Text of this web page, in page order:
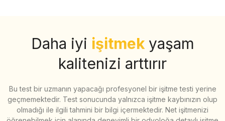
Daha iyi işitmek yaşam
kalitenizi arttırır
Bu test bir uzmanın yapacağı profesyonel bir işitme testi yerine
geçmemektedir. Test sonucunda yalnızca işitme kaybınızın olup
olmadığı ile ilgili tahmini bir bilgi içermektedir. Net işitmenizi